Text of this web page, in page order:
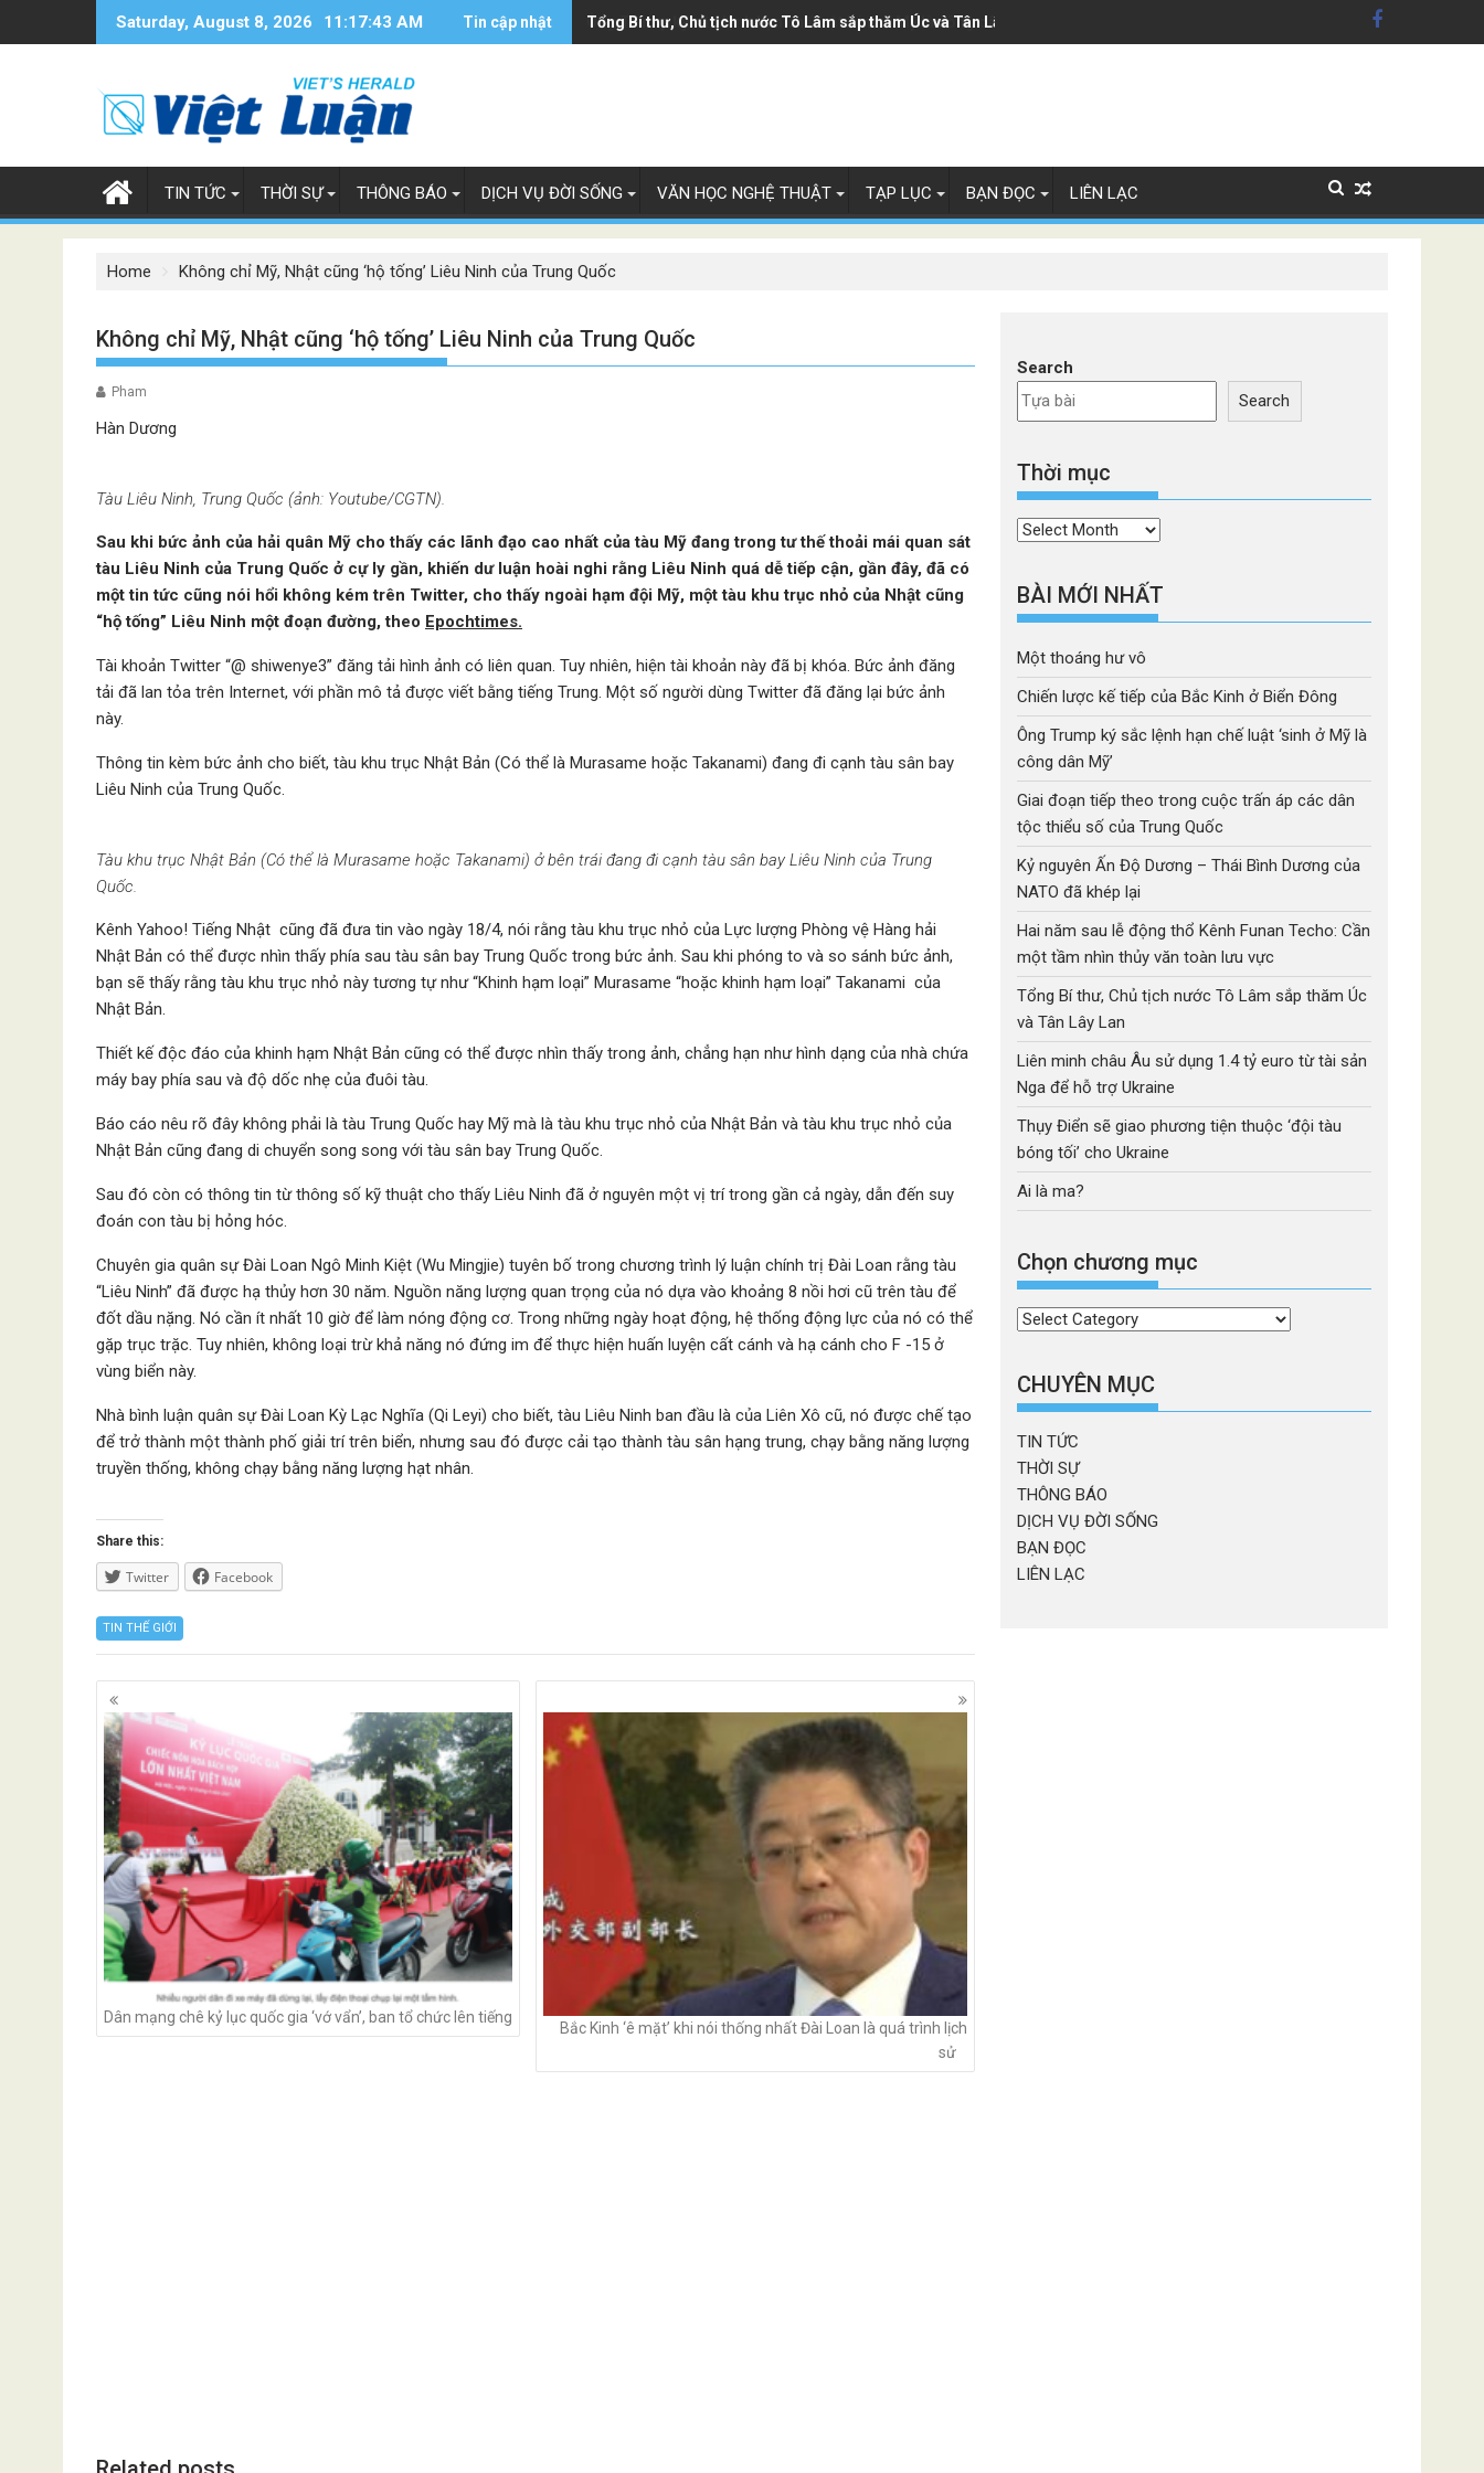
Saturday, August 8, 2026 11:17:44 AM Tin cập nhật Ông Trump ký sắc lệnh hạn chế luật 'sinh ở Mỹ là công dân Mỹ'
Tổng Bí thư, Chủ tịch nước Tô Lâm sắp thăm Úc và Tân Lây Lan
TIN TỨC THỜI SỰ THÔNG BÁO DỊCH VỤ ĐỜI SỐNG VĂN HỌC NGHỆ THUẬT TẠP LỤC BẠN ĐỌC LIÊN LẠC
Home Không chỉ Mỹ, Nhật cũng ‘hộ tống’ Liêu Ninh của Trung Quốc
Không chỉ Mỹ, Nhật cũng ‘hộ tống’ Liêu Ninh của Trung Quốc
Pham
Hàn Dương
Tàu Liêu Ninh, Trung Quốc (ảnh: Youtube/CGTN).
Sau khi bức ảnh của hải quân Mỹ cho thấy các lãnh đạo cao nhất của tàu Mỹ đang trong tư thế thoải mái quan sát
tàu Liêu Ninh của Trung Quốc ở cự ly gần, khiến dư luận hoài nghi rằng Liêu Ninh quá dễ tiếp cận, gần đây, đã có
một tin tức cũng nói hổi không kém trên Twitter, cho thấy ngoài hạm đội Mỹ, một tàu khu trục nhỏ của Nhật cũng
“hộ tống” Liêu Ninh một đoạn đường, theo Epochtimes.
Tài khoản Twitter “@ shiwenye3” đăng tải hình ảnh có liên quan. Tuy nhiên, hiện tài khoản này đã bị khóa. Bức ảnh đăng
tải đã lan tỏa trên Internet, với phần mô tả được viết bằng tiếng Trung. Một số người dùng Twitter đã đăng lại bức ảnh
này.
Thông tin kèm bức ảnh cho biết, tàu khu trục Nhật Bản (Có thể là Murasame hoặc Takanami) đang đi cạnh tàu sân bay
Liêu Ninh của Trung Quốc.
Tàu khu trục Nhật Bản (Có thể là Murasame hoặc Takanami) ở bên trái đang đi cạnh tàu sân bay Liêu Ninh của Trung
Quốc.
Kênh Yahoo! Tiếng Nhật cũng đã đưa tin vào ngày 18/4, nói rằng tàu khu trục nhỏ của Lực lượng Phòng vệ Hàng hải
Nhật Bản có thể được nhìn thấy phía sau tàu sân bay Trung Quốc trong bức ảnh. Sau khi phóng to và so sánh bức ảnh,
bạn sẽ thấy rằng tàu khu trục nhỏ này tương tự như “Khinh hạm loại” Murasame “hoặc khinh hạm loại” Takanami của
Nhật Bản.
Thiết kế độc đáo của khinh hạm Nhật Bản cũng có thể được nhìn thấy trong ảnh, chẳng hạn như hình dạng của nhà chứa
máy bay phía sau và độ dốc nhẹ của đuôi tàu.
Báo cáo nêu rõ đây không phải là tàu Trung Quốc hay Mỹ mà là tàu khu trục nhỏ của Nhật Bản và tàu khu trục nhỏ của
Nhật Bản cũng đang di chuyển song song với tàu sân bay Trung Quốc.
Sau đó còn có thông tin từ thông số kỹ thuật cho thấy Liêu Ninh đã ở nguyên một vị trí trong gần cả ngày, dẫn đến suy
đoán con tàu bị hỏng hóc.
Chuyên gia quân sự Đài Loan Ngô Minh Kiệt (Wu Mingjie) tuyên bố trong chương trình lý luận chính trị Đài Loan rằng tàu
“Liêu Ninh” đã được hạ thủy hơn 30 năm. Nguồn năng lượng quan trọng của nó dựa vào khoảng 8 nồi hơi cũ trên tàu để
đốt dầu nặng. Nó cần ít nhất 10 giờ để làm nóng động cơ. Trong những ngày hoạt động, hệ thống động lực của nó có thể
gặp trục trặc. Tuy nhiên, không loại trừ khả năng nó đứng im để thực hiện huấn luyện cất cánh và hạ cánh cho F -15 ở
vùng biển này.
Nhà bình luận quân sự Đài Loan Kỳ Lạc Nghĩa (Qi Leyi) cho biết, tàu Liêu Ninh ban đầu là của Liên Xô cũ, nó được chế tạo
để trở thành một thành phố giải trí trên biển, nhưng sau đó được cải tạo thành tàu sân hạng trung, chạy bằng năng lượng
truyền thống, không chạy bằng năng lượng hạt nhân.
Share this:
Twitter Facebook
TIN THẾ GIỚI
Posts
navigation
Dân mạng chê kỷ lục quốc gia ‘vớ vẩn’, ban tổ chức lên tiếng
Bắc Kinh ‘ê mặt’ khi nói thống nhất Đài Loan là quá trình lịch
sử
Search
Search
Thời mục
Thời
BÀI MỚI NHẤT
Một thoáng hư vô
Chiến lược kế tiếp của Bắc Kinh ở Biển Đông
Ông Trump ký sắc lệnh hạn chế luật ‘sinh ở Mỹ là
công dân Mỹ’
Giai đoạn tiếp theo trong cuộc trấn áp các dân
tộc thiểu số của Trung Quốc
Kỷ nguyên Ấn Độ Dương – Thái Bình Dương của
NATO đã khép lại
Hai năm sau lễ động thổ Kênh Funan Techo: Cần
một tầm nhìn thủy văn toàn lưu vực
Tổng Bí thư, Chủ tịch nước Tô Lâm sắp thăm Úc
và Tân Lây Lan
Liên minh châu Âu sử dụng 1.4 tỷ euro từ tài sản
Nga để hỗ trợ Ukraine
Thụy Điển sẽ giao phương tiện thuộc ‘đội tàu
bóng tối’ cho Ukraine
Ai là ma?
Chọn chương mục
Chọn
mục
CHUYÊN MỤC
TIN TỨC
THỜI SỰ
THÔNG BÁO
DỊCH VỤ ĐỜI SỐNG
BẠN ĐỌC
LIÊN LẠC